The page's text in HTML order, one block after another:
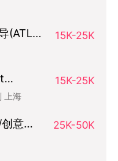
(ATL方
15K-25K
15K-25K
上海
意总
25K-50K